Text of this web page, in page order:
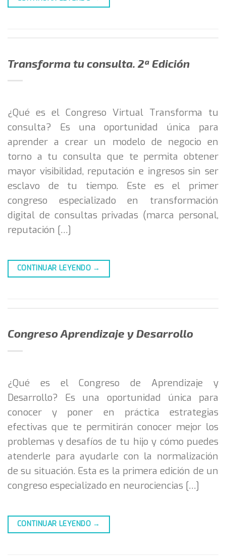
Transforma tu consulta. 2ª Edición
¿Qué es el Congreso Virtual Transforma tu
consulta? Es una oportunidad única para
aprender a crear un modelo de negocio en
torno a tu consulta que te permita obtener
mayor visibilidad, reputación e ingresos sin ser
esclavo de tu tiempo. Este es el primer
congreso especializado en transformación
digital de consultas privadas (marca personal,
reputación […]
CONTINUAR LEYENDO →
Congreso Aprendizaje y Desarrollo
¿Qué es el Congreso de Aprendizaje y
Desarrollo? Es una oportunidad única para
conocer y poner en práctica estrategias
efectivas que te permitirán conocer mejor los
problemas y desafíos de tu hijo y cómo puedes
atenderle para ayudarle con la normalización
de su situación. Esta es la primera edición de un
congreso especializado en neurociencias […]
CONTINUAR LEYENDO →